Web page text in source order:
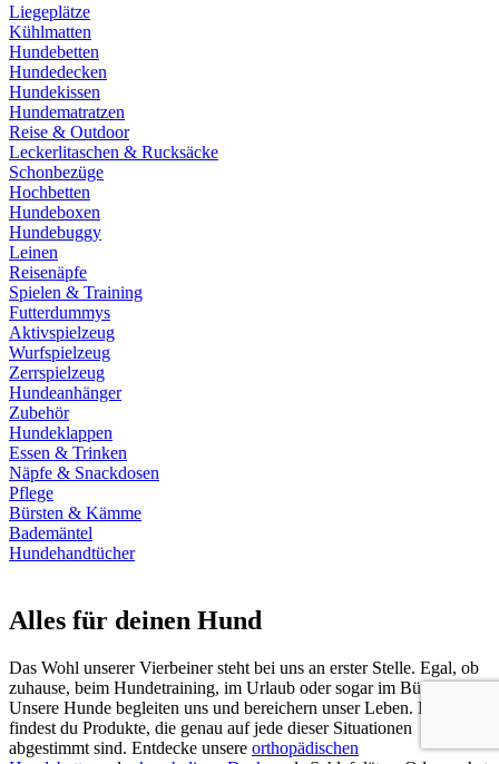
Liegeplätze
Kühlmatten
Hundebetten
Hundedecken
Hundekissen
Hundematratzen
Reise & Outdoor
Leckerlitaschen & Rucksäcke
Schonbezüge
Hochbetten
Hundeboxen
Hundebuggy
Leinen
Reisenäpfe
Spielen & Training
Futterdummys
Aktivspielzeug
Wurfspielzeug
Zerrspielzeug
Hundeanhänger
Zubehör
Hundeklappen
Essen & Trinken
Näpfe & Snackdosen
Pflege
Bürsten & Kämme
Bademäntel
Hundehandtücher
Alles für deinen Hund
Das Wohl unserer Vierbeiner steht bei uns an erster Stelle. Egal, ob
zuhause, beim Hundetraining, im Urlaub oder sogar im Büro.
Unsere Hunde begleiten uns und bereichern unser Leben. Bei uns
findest du Produkte, die genau auf jede dieser Situationen
abgestimmt sind. Entdecke unsere orthopädischen